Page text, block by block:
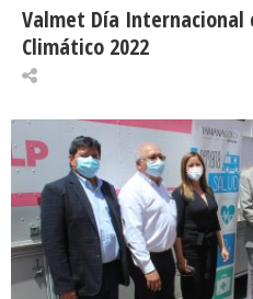
Valmet Día Internacional
Climático 2022